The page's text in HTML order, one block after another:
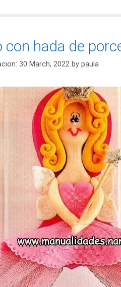
con hada de
30 March, 2022 by paula